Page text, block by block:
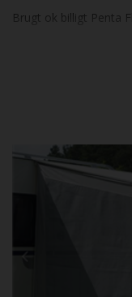
Brugt ok billigt Penta